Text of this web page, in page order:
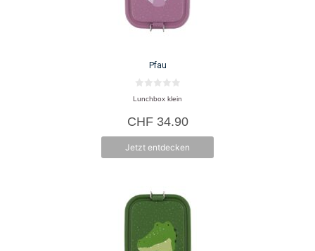
Pfau
v
n
5
Lunchbox klein
CHF34.90
Jetzt entdecken